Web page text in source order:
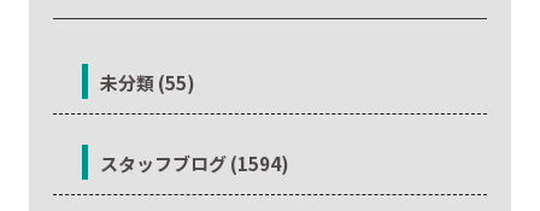
未分類 (55)
スタッフブログ (1594)